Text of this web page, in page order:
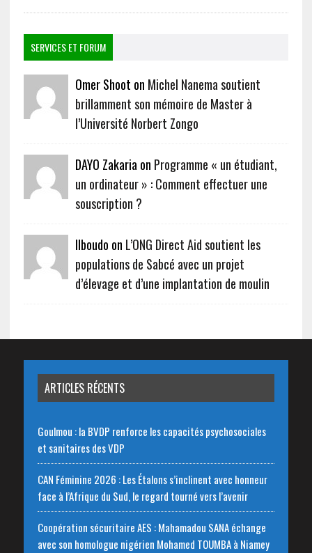
SERVICES ET FORUM
Omer Shoot on Michel Nanema soutient
brillamment son mémoire de Master à
l’Université Norbert Zongo
DAYO Zakaria on Programme « un étudiant,
un ordinateur » : Comment effectuer une
souscription ?
Ilboudo on L’ONG Direct Aid soutient les
populations de Sabcé avec un projet
d’élevage et d’une implantation de moulin
ARTICLES RÉCENTS
Goulmou : la BVDP renforce les capacités psychosociales
et sanitaires des VDP
CAN Féminine 2026 : Les Étalons s’inclinent avec honneur
face à l’Afrique du Sud, le regard tourné vers l’avenir
Coopération sécuritaire AES : Mahamadou SANA échange
avec son homologue nigérien Mohamed TOUMBA à Niamey